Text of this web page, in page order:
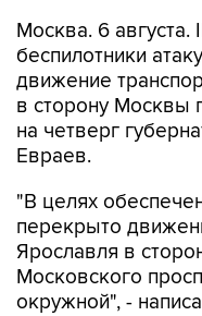
Москва. 6 августа.
беспилотники
движение
в сторону Москвы
на четверг
Евраев.
"В целях
перекрыто
Ярославля в
Московского
окружной", -